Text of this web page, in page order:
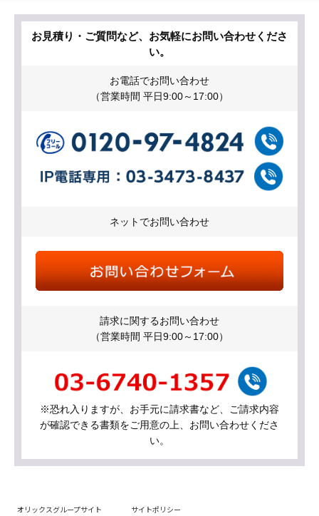
お見積り・ご質問など、お気軽にお問い合わせくださ
い。
お電話でお問い合わせ
（営業時間 平日9:00～17:00）
ネットでお問い合わせ
請求に関するお問い合わせ
（営業時間 平日9:00～17:00）
※恐れ入りますが、お手元に請求書など、ご請求内容
が確認できる書類をご用意の上、お問い合わせくださ
い。
オリックスグループサイト サイトポリシー